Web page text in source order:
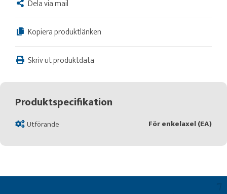
Dela via mail
Kopiera produktlänken
Skriv ut produktdata
Produktspecifikation
Utförande För enkelaxel (EA)